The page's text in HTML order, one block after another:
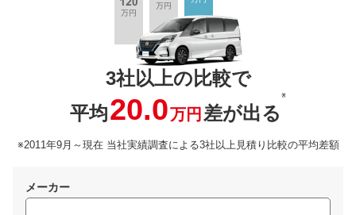
3社以上の比較で
平均20.0万円 差が出る
※
※2011年9月～現在 当社実績調査による3社以上見積り比較の平均差額
メーカー